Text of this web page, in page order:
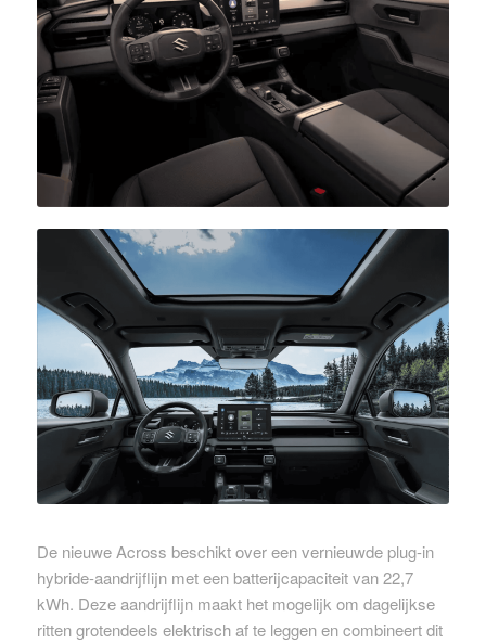
De nieuwe Across beschikt over een vernieuwde plug-in
hybride-aandrijflijn met een batterijcapaciteit van 22,7
kWh. Deze aandrijflijn maakt het mogelijk om dagelijkse
ritten grotendeels elektrisch af te leggen en combineert dit